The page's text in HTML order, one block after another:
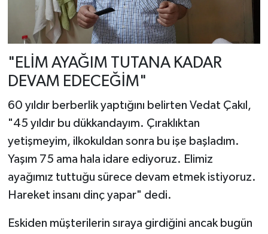
"ELİM AYAĞIM TUTANA KADAR
DEVAM EDECEĞİM"
60 yıldır berberlik yaptığını belirten Vedat Çakıl,
"45 yıldır bu dükkandayım. Çıraklıktan
yetişmeyim, ilkokuldan sonra bu işe başladım.
Yaşım 75 ama hala idare ediyoruz. Elimiz
ayağımız tuttuğu sürece devam etmek istiyoruz.
Hareket insanı dinç yapar" dedi.
Eskiden müşterilerin sıraya girdiğini ancak bugün